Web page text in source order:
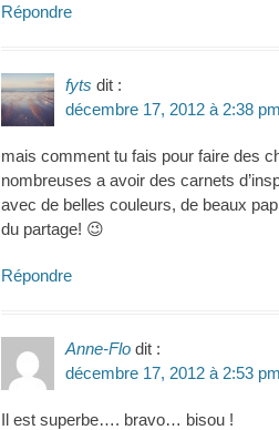
Répondre
fyts dit :
décembre 17, 2012 à 2:38 pm
mais comment tu fais pour faire des
nombreuses a avoir des carnets
avec de belles couleurs, de beaux
du partage! 😉
Répondre
Anne-Flo dit :
décembre 17, 2012 à 2:53 pm
Il est superbe…. bravo… bisou !